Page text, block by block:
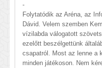
-
Folytatódik az Aréna, az
Dávid. Velem szemben
vízilabda válogatott
ezelőtt beszélgettünk
csapatról. Most az lenne a
minden játékoson. Nem